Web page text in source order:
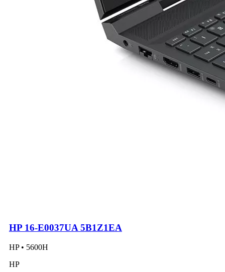
HP 16-E0037UA 5B1Z1EA
HP • 5600H
HP